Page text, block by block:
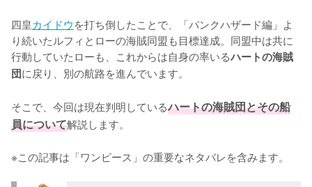
四皇カイドウを打ち倒したことで、「パンクハザード編」よ
り続いたルフィとローの海賊同盟も目標達成。同盟中は共に
行動していたローも、これからは自身の率いるハートの海賊
団に戻り、別の航路を進んでいます。
そこで、今回は現在判明しているハートの海賊団とその船
員について解説します。
※この記事は「ワンピース」の重要なネタバレを含みます。